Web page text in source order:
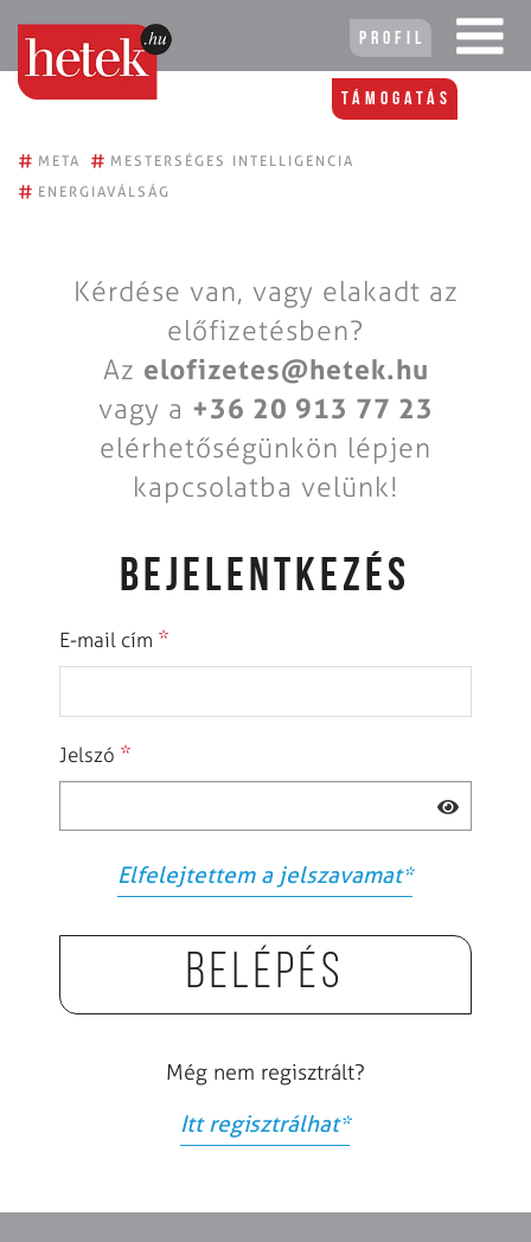
Profil
Támogatás
# META # MESTERSÉGES INTELLIGENCIA
# ENERGIAVÁLSÁG
Kérdése van, vagy elakadt az
előfizetésben?
Az elofizetes@hetek.hu
vagy a +36 20 913 77 23
elérhetőségünkön lépjen
kapcsolatba velünk!
BEJELENTKEZÉS
E-mail cím *
Jelszó *
Elfelejtettem a jelszavamat*
Belépés
Még nem regisztrált?
Itt regisztrálhat*